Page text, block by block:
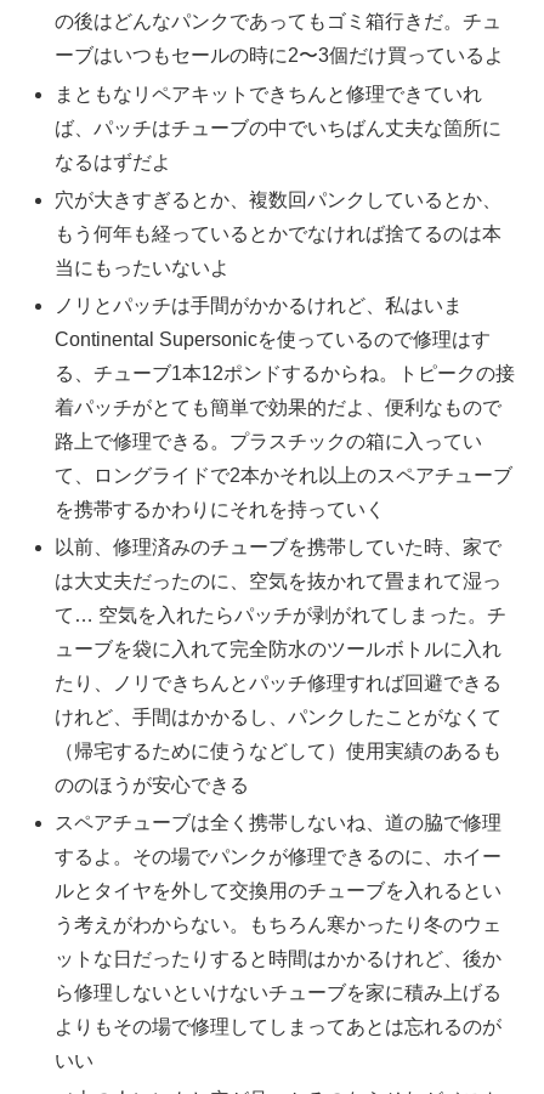
の後はどんなパンクであってもゴミ箱行きだ。チュ
ーブはいつもセールの時に2〜3個だけ買っているよ
まともなリペアキットできちんと修理できていれ
ば、パッチはチューブの中でいちばん丈夫な箇所に
なるはずだよ
穴が大きすぎるとか、複数回パンクしているとか、
もう何年も経っているとかでなければ捨てるのは本
当にもったいないよ
ノリとパッチは手間がかかるけれど、私はいま
Continental Supersonicを使っているので修理はす
る、チューブ1本12ポンドするからね。トピークの接
着パッチがとても簡単で効果的だよ、便利なもので
路上で修理できる。プラスチックの箱に入ってい
て、ロングライドで2本かそれ以上のスペアチューブ
を携帯するかわりにそれを持っていく
以前、修理済みのチューブを携帯していた時、家で
は大丈夫だったのに、空気を抜かれて畳まれて湿っ
て… 空気を入れたらパッチが剥がれてしまった。チ
ューブを袋に入れて完全防水のツールボトルに入れ
たり、ノリできちんとパッチ修理すれば回避できる
けれど、手間はかかるし、パンクしたことがなくて
（帰宅するために使うなどして）使用実績のあるも
ののほうが安心できる
スペアチューブは全く携帯しないね、道の脇で修理
するよ。その場でパンクが修理できるのに、ホイー
ルとタイヤを外して交換用のチューブを入れるとい
う考えがわからない。もちろん寒かったり冬のウェ
ットな日だったりすると時間はかかるけれど、後か
ら修理しないといけないチューブを家に積み上げる
よりもその場で修理してしまってあとは忘れるのが
いい